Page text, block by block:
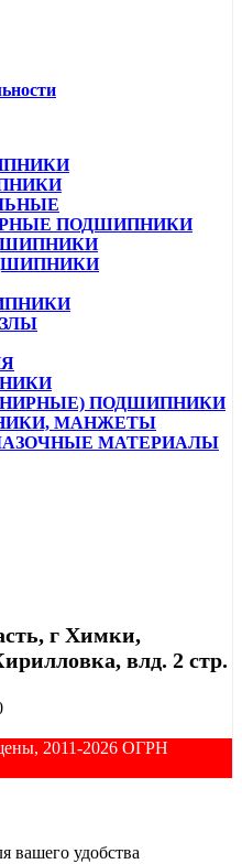
ПОДШИПНИКИ
ПОДШИПНИКИ
МАНЖЕТЫ
МАТЕРИАЛЫ
г Химки,
влд. 2 стр.
2011-2026 ОГРН
вашего удобства